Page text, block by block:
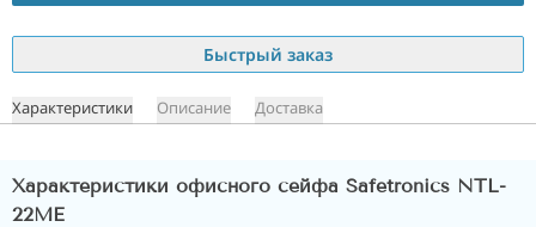
Быстрый заказ
Характеристики Описание Доставка
Характеристики офисного сейфа Safetronics NTL-
22ME